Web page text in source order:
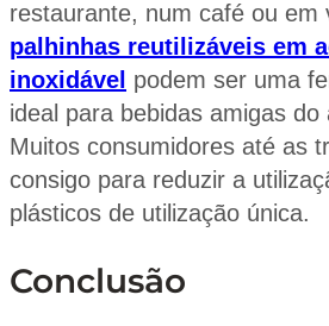
restaurante, num café ou em
palhinhas reutilizáveis em
inoxidável podem ser uma
ideal para bebidas amigas do
Muitos consumidores até as
consigo para reduzir a
plásticos de utilização única.
Conclusão